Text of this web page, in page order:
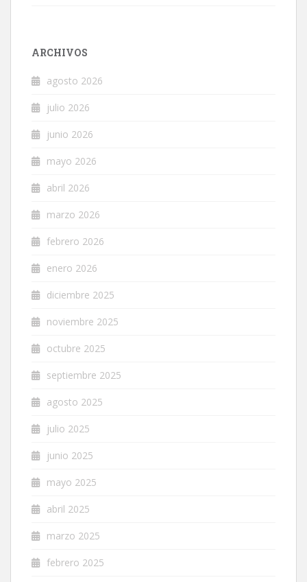
ARCHIVOS
agosto 2026
julio 2026
junio 2026
mayo 2026
abril 2026
marzo 2026
febrero 2026
enero 2026
diciembre 2025
noviembre 2025
octubre 2025
septiembre 2025
agosto 2025
julio 2025
junio 2025
mayo 2025
abril 2025
marzo 2025
febrero 2025